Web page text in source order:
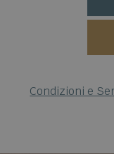
Condizioni e